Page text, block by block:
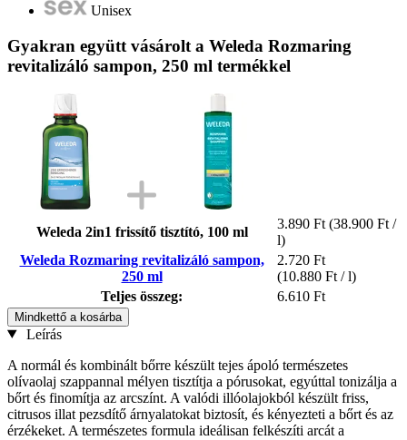
Unisex
Gyakran együtt vásárolt a Weleda Rozmaring
revitalizáló sampon, 250 ml termékkel
Weleda 2in1 frissítő tisztító, 100 ml
3.890 Ft (38.900 Ft /
l)
Weleda Rozmaring revitalizáló sampon,
250 ml
2.720 Ft
(10.880 Ft / l)
Teljes összeg:
6.610 Ft
Mindkettő a kosárba
Leírás
A normál és kombinált bőrre készült tejes ápoló természetes
olívaolaj szappannal mélyen tisztítja a pórusokat, egyúttal tonizálja a
bőrt és finomítja az arcszínt. A valódi illóolajokból készült friss,
citrusos illat pezsdítő árnyalatokat biztosít, és kényezteti a bőrt és az
érzékeket. A természetes formula ideálisan felkészíti arcát a